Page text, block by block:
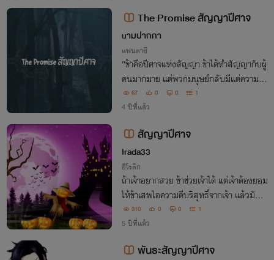
The Promise สัญญาปีศาจ
uามปากกา
แฟนตาซี
“ข้าคือปีศาจแห่งสัญญา ข้าได้ทําสัญญากับผู้
คนมากมาย แต่พวกมนุษย์กลับมีแต่ความโล
ภ เมื่ตอนยังลําบากเป็นอีกคนเมื่อได้สิ่งที่ต้อ
งการก็จะกลายเป็นอีกคน อยากรู้เสีย จริงว่า
67 0 0 1
4 ปีที่แล้ว
สัญญาปีศาจ
Irada33
อีโรติก
ถ้าเจ้าอยากสวย ข้าช่วยเจ้าได้ แต่เจ้าต้องยอม
ให้ข้าเสพไอความดีบริสุทธิ์จากเจ้า แล้วมันเ
สพยังไง เสพผ่านเซ็กส์
310 0 0 1
5 ปีที่แล้ว
พันธะสัญญาปีศาจ